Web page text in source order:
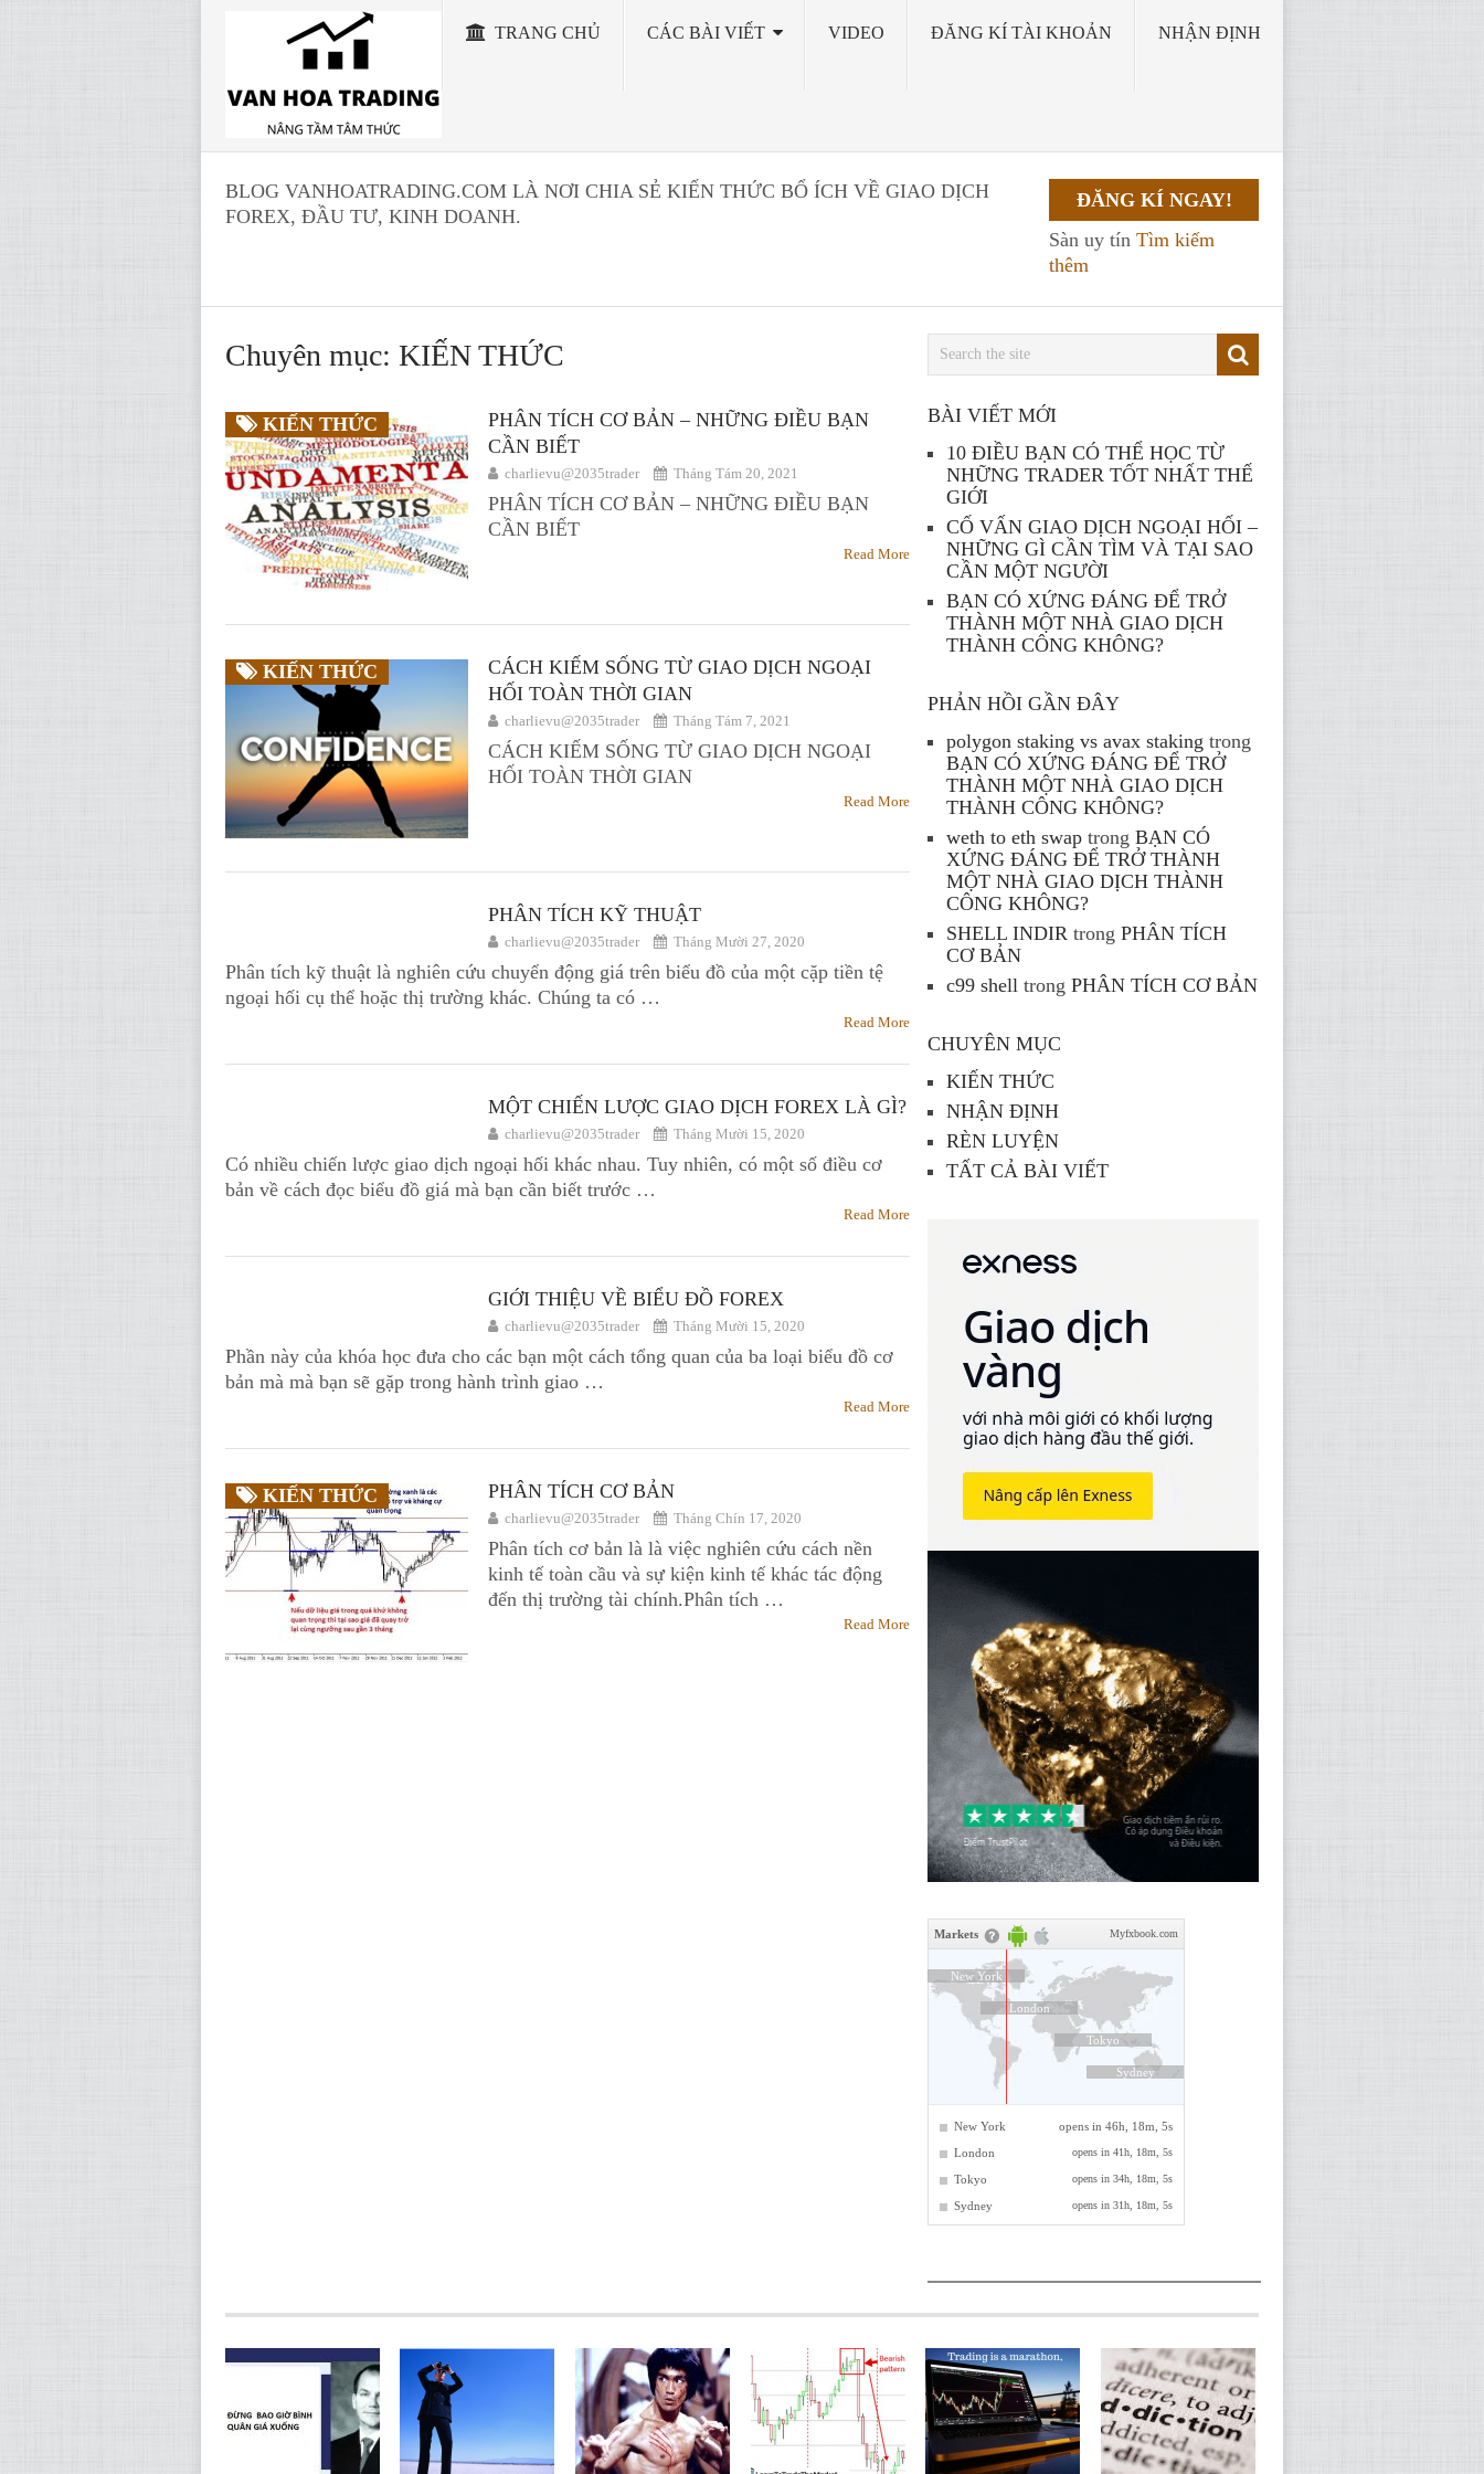
TRANG CHỦ CÁC BÀI VIẾT VIDEO ĐĂNG KÍ TÀI KHOẢN NHẬN ĐỊNH
BLOG VANHOATRADING.COM LÀ NƠI CHIA SẺ KIẾN THỨC BỔ ÍCH VỀ GIAO DỊCH
FOREX, ĐẦU TƯ, KINH DOANH.
ĐĂNG KÍ NGAY!
Sàn uy tínTìm kiếm
thêm
Chuyên mục: KIẾN THỨC
KIẾN THỨC
PHÂN TÍCH CƠ BẢN – NHỮNG ĐIỀU BẠN
CẦN BIẾT
charlievu@2035trader Tháng Tám 20, 2021
PHÂN TÍCH CƠ BẢN – NHỮNG ĐIỀU BẠN
CẦN BIẾT
Read More
KIẾN THỨC
CÁCH KIẾM SỐNG TỪ GIAO DỊCH NGOẠI
HỐI TOÀN THỜI GIAN
charlievu@2035trader Tháng Tám 7, 2021
CÁCH KIẾM SỐNG TỪ GIAO DỊCH NGOẠI
HỐI TOÀN THỜI GIAN
Read More
PHÂN TÍCH KỸ THUẬT
charlievu@2035trader Tháng Mười 27, 2020
Phân tích kỹ thuật là nghiên cứu chuyển động giá trên biểu đồ của một cặp tiền tệ
ngoại hối cụ thể hoặc thị trường khác. Chúng ta có …
Read More
MỘT CHIẾN LƯỢC GIAO DỊCH FOREX LÀ GÌ?
charlievu@2035trader Tháng Mười 15, 2020
Có nhiều chiến lược giao dịch ngoại hối khác nhau. Tuy nhiên, có một số điều cơ
bản về cách đọc biểu đồ giá mà bạn cần biết trước …
Read More
GIỚI THIỆU VỀ BIỂU ĐỒ FOREX
charlievu@2035trader Tháng Mười 15, 2020
Phần này của khóa học đưa cho các bạn một cách tổng quan của ba loại biểu đồ cơ
bản mà mà bạn sẽ gặp trong hành trình giao …
Read More
KIẾN THỨC PHÂN TÍCH CƠ BẢN
charlievu@2035trader Tháng Chín 17, 2020
Phân tích cơ bản là là việc nghiên cứu cách nền
kinh tế toàn cầu và sự kiện kinh tế khác tác động
đến thị trường tài chính.Phân tích …
Read More
BÀI VIẾT MỚI
10 ĐIỀU BẠN CÓ THỂ HỌC TỪ
NHỮNG TRADER TỐT NHẤT THẾ
GIỚI
CỐ VẤN GIAO DỊCH NGOẠI HỐI –
NHỮNG GÌ CẦN TÌM VÀ TẠI SAO
CẦN MỘT NGƯỜI
BẠN CÓ XỨNG ĐÁNG ĐỂ TRỞ
THÀNH MỘT NHÀ GIAO DỊCH
THÀNH CÔNG KHÔNG?
PHẢN HỒI GẦN ĐÂY
polygon staking vs avax staking trong
BẠN CÓ XỨNG ĐÁNG ĐỂ TRỞ
THÀNH MỘT NHÀ GIAO DỊCH
THÀNH CÔNG KHÔNG?
weth to eth swap trongBẠN CÓ
XỨNG ĐÁNG ĐỂ TRỞ THÀNH
MỘT NHÀ GIAO DỊCH THÀNH
CÔNG KHÔNG?
SHELL INDIR trongPHÂN TÍCH
CƠ BẢN
c99 shell trongPHÂN TÍCH CƠ BẢN
CHUYÊN MỤC
KIẾN THỨC
NHẬN ĐỊNH
RÈN LUYỆN
TẤT CẢ BÀI VIẾT